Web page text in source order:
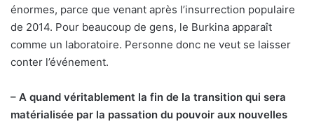
énormes, parce que venant après l’insurrection populaire
de 2014. Pour beaucoup de gens, le Burkina apparaît
comme un laboratoire. Personne donc ne veut se laisser
conter l’événement.
– A quand véritablement la fin de la transition qui sera
matérialisée par la passation du pouvoir aux nouvelles